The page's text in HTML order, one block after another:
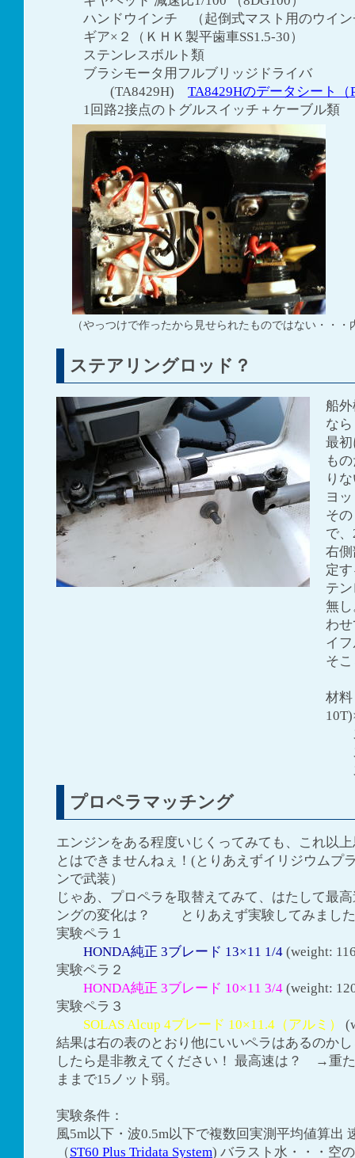
ハンドウインチ （起倒式マスト用のウイン
ギア×２（ＫＨＫ製平歯車SS1.5-30）
ステンレスボルト類
ブラシモータ用フルブリッジドライバ
(TA8429H) TA8429Hのデータシート（
1回路2接点のトグルスイッチ＋ケーブル類
（やっつけで作ったから見せられたものではない・・・
ステアリングロッド？
船
な
最
も
り
ヨ
そ
で
右
定
テ
無
わ
イ
そ
材
プロペラマッチング
エンジンをある程度いじくってみても、これ以
とはできませんねぇ！(とりあえずイリジウムプ
ンで武装）
じゃあ、プロペラを取替えてみて、はたして最
ングの変化は？ とりあえず実験してみまし
実験ペラ１
HONDA純正 3ブレード 13×11 1/4 (weight:
実験ペラ２
HONDA純正 3ブレード 10×11 3/4 (weight:
実験ペラ３
SOLAS Alcup 4ブレード 10×11.4（アルミ）
結果は右の表のとおり他にいいペラはあるのか
したら是非教えてください！ 最高速は？ →重
ままで15ノット弱。
実験条件：
風5m以下・波0.5m以下で複数回実測平均値算出
（ST60 Plus Tridata System) バラスト水・・・空